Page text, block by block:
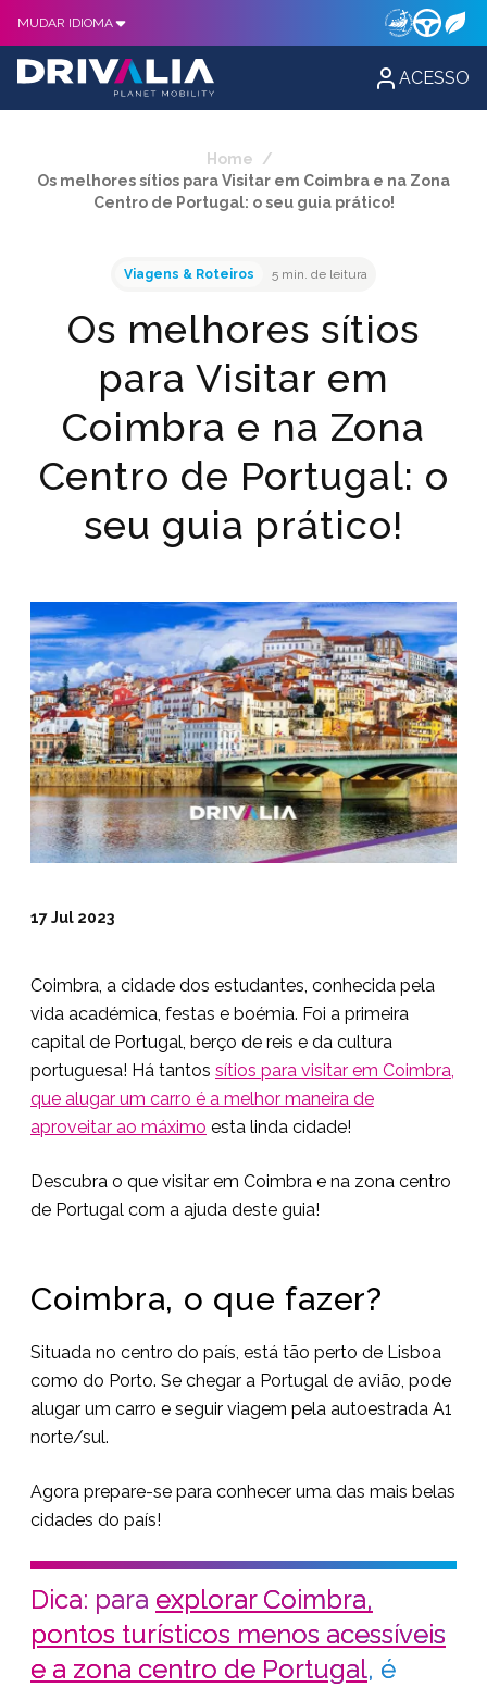
MUDAR IDIOMA
ACESSO
Home
/
Os melhores sítios para Visitar em Coimbra e na Zona
Centro de Portugal: o seu guia prático!
Viagens & Roteiros 5 min. de leitura
Os melhores sítios
para Visitar em
Coimbra e na Zona
Centro de Portugal: o
seu guia prático!
17 Jul 2023
Coimbra, a cidade dos estudantes, conhecida pela
vida académica, festas e boémia. Foi a primeira
capital de Portugal, berço de reis e da cultura
portuguesa! Há tantos sítios para visitar em Coimbra,
que alugar um carro é a melhor maneira de
aproveitar ao máximo esta linda cidade!
Descubra o que visitar em Coimbra e na zona centro
de Portugal com a ajuda deste guia!
Coimbra, o que fazer?
Situada no centro do país, está tão perto de Lisboa
como do Porto. Se chegar a Portugal de avião, pode
alugar um carro e seguir viagem pela autoestrada A1
norte/sul.
Agora prepare-se para conhecer uma das mais belas
cidades do país!
Dica: para explorar Coimbra,
pontos turísticos menos acessíveis
e a zona centro de Portugal, é